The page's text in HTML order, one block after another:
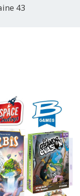
43